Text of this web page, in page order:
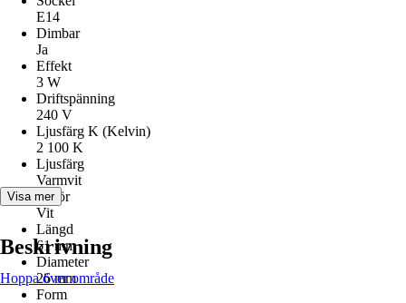
E14
Dimbar
Ja
Effekt
3 W
Driftspänning
240 V
Ljusfärg K (Kelvin)
2 100 K
Ljusfärg
Varmvit
Kulör
Vit
Längd
61 mm
Diameter
26 mm
Form
Visa mer
Beskrivning
Hoppa över område